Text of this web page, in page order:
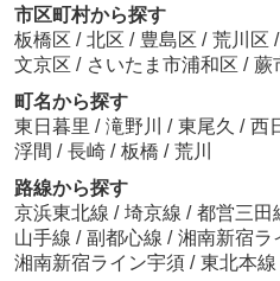
市区町村から探す
板橋区 / 北区 / 豊島区 / 荒川区 /
文京区 / さいたま市浦和区 / 蕨
町名から探す
東日暮里 / 滝野川 / 東尾久 / 西
浮間 / 長崎 / 板橋 / 荒川
路線から探す
京浜東北線 / 埼京線 / 都営三田
山手線 / 副都心線 / 湘南新宿ラ
湘南新宿ライン宇須 / 東北本線